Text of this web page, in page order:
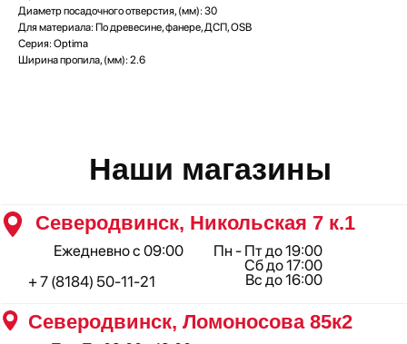
Диаметр посадочного отверстия, (мм): 30
Для материала: По древесине, фанере, ДСП, OSB
Серия: Optima
Ширина пропила, (мм): 2.6
Архангельск, Урицкого 50 к.1
Сб - Вс 10:00 - 18:00
Пн - Пт 09:00 - 19:00
+ 7 (911) 562-83-03